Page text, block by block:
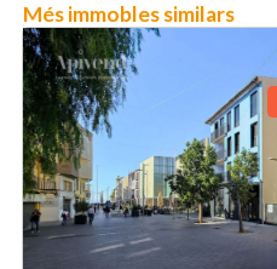
Més immobles similars